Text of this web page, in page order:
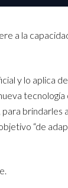
a la
y lo aplica
brindarles
“de